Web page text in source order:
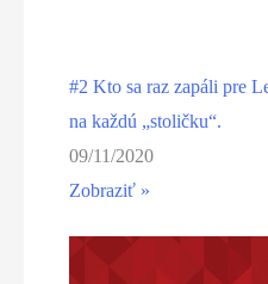
#2 Kto sa raz zapáli pre
na každú „stoličku“.
09/11/2020
Zobraziť »